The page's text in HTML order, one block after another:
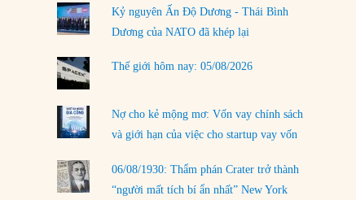
Tập tìm cách chôn vùi bê bối chấn động vòng
tròn thân cận của mình
Kỷ nguyên Ấn Độ Dương - Thái Bình
Dương của NATO đã khép lại
Thế giới hôm nay: 05/08/2026
Nợ cho kẻ mộng mơ: Vốn vay chính sách
và giới hạn của việc cho startup vay vốn
06/08/1930: Thẩm phán Crater trở thành
“người mất tích bí ẩn nhất” New York